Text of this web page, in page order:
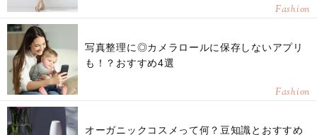
Fashion
写真整理に◎カメラロールに保存しないアプリ
も！？おすすめ4選
Fashion
オーガニックコスメって何？豆知識とおすすめ